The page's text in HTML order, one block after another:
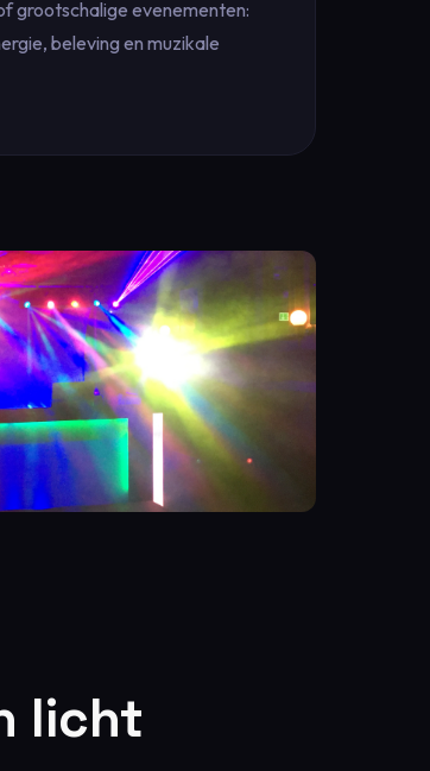
grootschalige evenementen:
beleving en muzikale
licht